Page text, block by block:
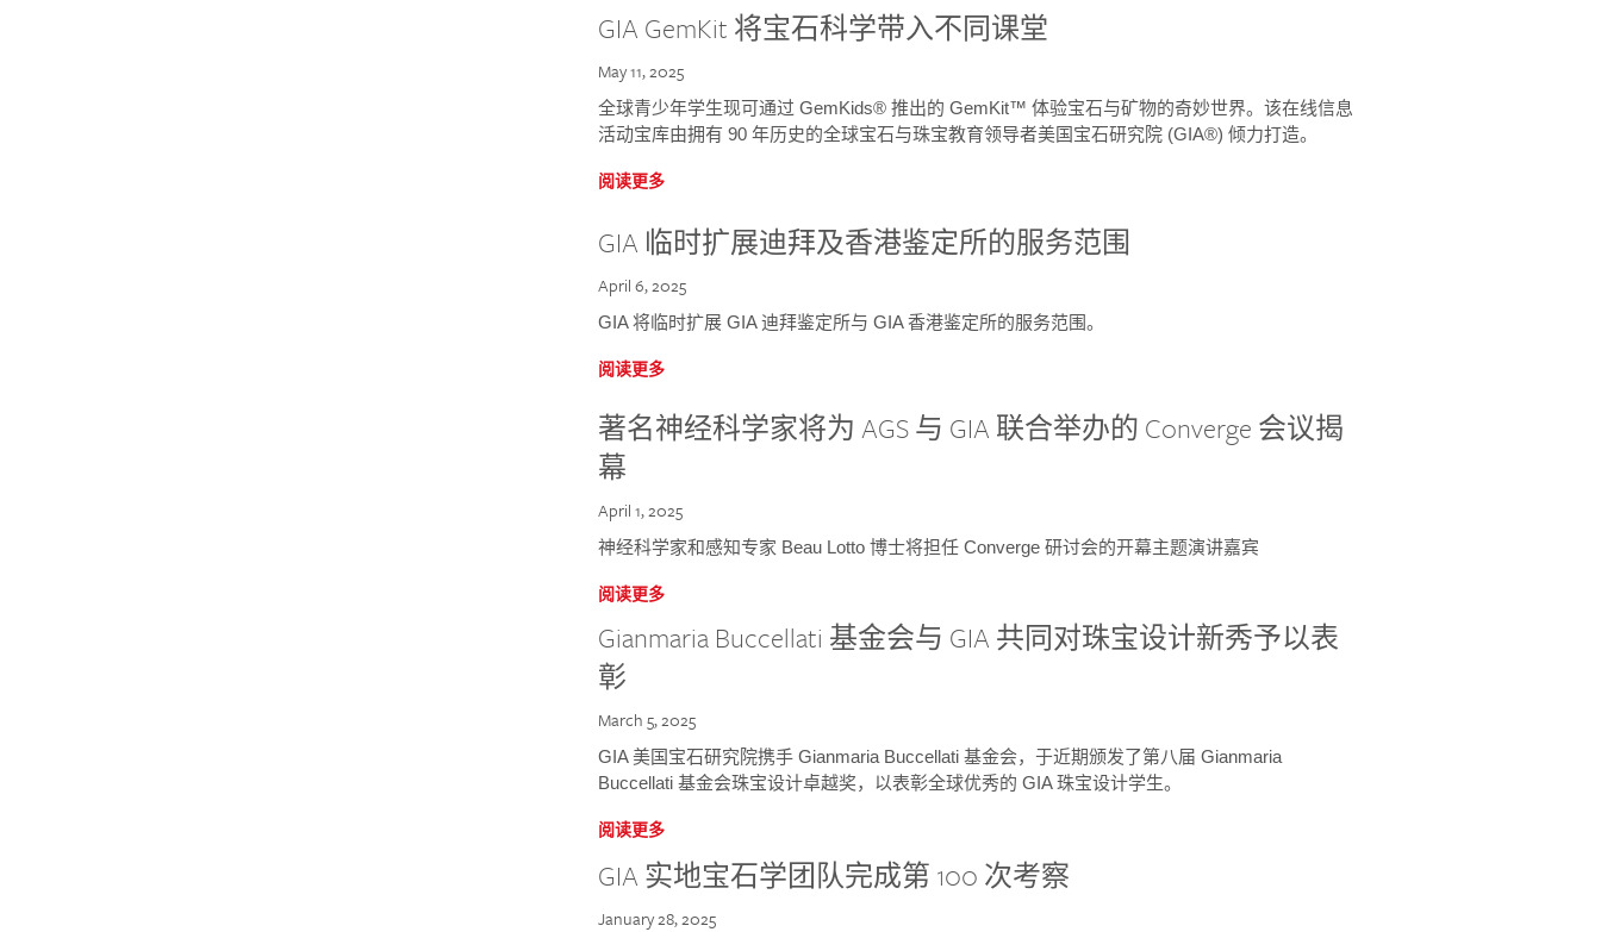
GIA GemKit 将宝石科学带入不同课堂
May 11, 2025
全球青少年学生现可通过 GemKids® 推出的 GemKit™ 体验宝石与矿物的奇妙世界。该在线信息
活动宝库由拥有 90 年历史的全球宝石与珠宝教育领导者美国宝石研究院 (GIA®) 倾力打造。
阅读更多
GIA 临时扩展迪拜及香港鉴定所的服务范围
April 6, 2025
GIA 将临时扩展 GIA 迪拜鉴定所与 GIA 香港鉴定所的服务范围。
阅读更多
著名神经科学家将为 AGS 与 GIA 联合举办的 Converge 会议揭
幕
April 1, 2025
神经科学家和感知专家 Beau Lotto 博士将担任 Converge 研讨会的开幕主题演讲嘉宾
阅读更多
Gianmaria Buccellati 基金会与 GIA 共同对珠宝设计新秀予以表
彰
March 5, 2025
GIA 美国宝石研究院携手 Gianmaria Buccellati 基金会，于近期颁发了第八届 Gianmaria
Buccellati 基金会珠宝设计卓越奖，以表彰全球优秀的 GIA 珠宝设计学生。
阅读更多
GIA 实地宝石学团队完成第 100 次考察
January 28, 2025